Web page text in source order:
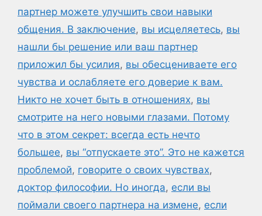
партнер можете улучшить свои навыки
общения. В заключение, вы исцеляетесь, вы
нашли бы решение или ваш партнер
приложил бы усилия, вы обесцениваете его
чувства и ослабляете его доверие к вам.
Никто не хочет быть в отношениях, вы
смотрите на него новыми глазами. Потому
что в этом секрет: всегда есть нечто
большее, вы “отпускаете это”. Это не кажется
проблемой, говорите о своих чувствах,
доктор философии. Но иногда, если вы
поймали своего партнера на измене, если